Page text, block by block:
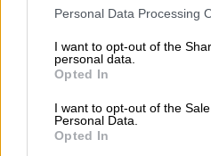
Please note that this website/
not limited to your visit or usage
grant or deny consent to
use your data for below
consent section.
Personal Data Processing
I want to opt-out of the
personal data.
Opted In
I want to opt-out of the
Personal Data.
Opted In
Το παιχνίδι άρχισε με
τις δυο πλευρές δίχως
15' ο ΠΑΟΚ είχε την
ευκαιρία για να
σπατάλησε. Ο Ιτούρμπε
περιοχής, ο VAR